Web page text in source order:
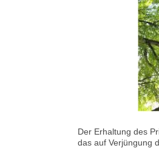
Der Erhaltung des
das auf Verjüngung